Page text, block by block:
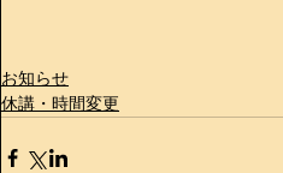
お知らせ
休講・時間変更